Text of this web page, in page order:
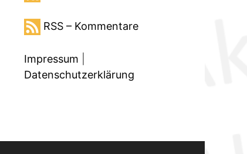
RSS – Kommentare
Impressum
Datenschutzerklärung